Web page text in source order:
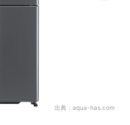
出典： aqua-has.com